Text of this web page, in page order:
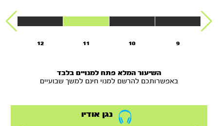
9
10
11
12
השיעור המלא פתח למנויים בלבד
באפשרותכם להרשם למנוי חינם למשך שבועיים
נגן אודיו